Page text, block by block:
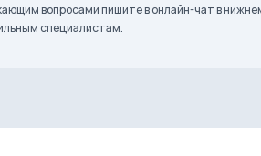
вопросами пишите в онлайн-чат в
специалистам.